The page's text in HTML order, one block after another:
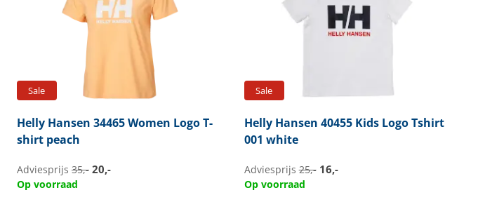
Sale
Helly Hansen 34465 Women Logo T-
shirt peach
Adviesprijs 35,- 20,-
Op voorraad
Sale
Helly Hansen 40455 Kids Logo Tshirt
001 white
Adviesprijs25,- 16,-
Op voorraad